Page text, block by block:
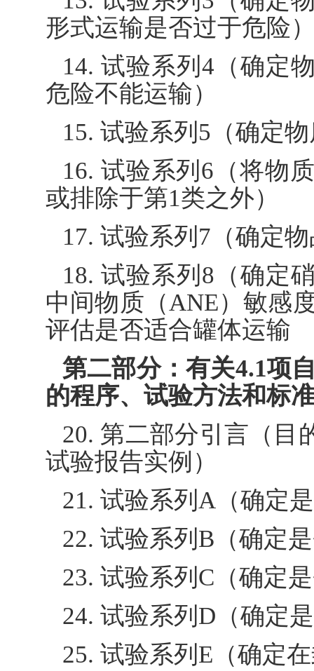
形式运输是否过于危险
14. 试验系列4（确定
危险不能运输）
15. 试验系列5（确定
16. 试验系列6（将物
或排除于第1类之外）
17. 试验系列7（确定
18. 试验系列8（确定
中间物质（ANE）敏感
评估是否适合罐体运输
第二部分：有关4.1项
的程序、试验方法和标
20. 第二部分引言（目
试验报告实例）
21. 试验系列A（确定
22. 试验系列B（确定
23. 试验系列C（确定
24. 试验系列D（确定
25. 试验系列E（确定